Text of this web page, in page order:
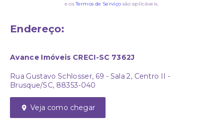
e osTermos de Serviço são aplicáveis.
Endereço:
Avance Imóveis CRECI-SC 7362J
Rua Gustavo Schlosser, 69 - Sala 2, Centro II -
Brusque/SC, 88353-040
Veja como chegar